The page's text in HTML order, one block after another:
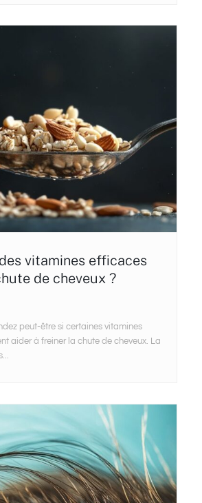
vitamines efficaces
de cheveux ?
peut-être si certaines vitamines
aider à freiner la chute de cheveux. La